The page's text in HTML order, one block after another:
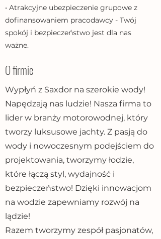
• Atrakcyjne ubezpieczenie grupowe z
dofinansowaniem pracodawcy - Twój
spokój i bezpieczeństwo jest dla nas
ważne.
O firmie
Wypłyń z Saxdor na szerokie wody!
Napędzają nas ludzie! Nasza firma to
lider w branży motorowodnej, który
tworzy luksusowe jachty. Z pasją do
wody i nowoczesnym podejściem do
projektowania, tworzymy łodzie,
które łączą styl, wydajność i
bezpieczeństwo! Dzięki innowacjom
na wodzie zapewniamy rozwój na
lądzie!
Razem tworzymy zespół pasjonatów,